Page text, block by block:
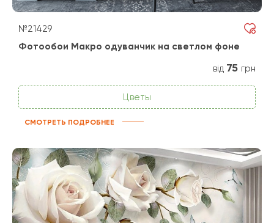
№21429
Фотообои Макро одуванчик на светлом фоне
від 75 грн
Цветы
СМОТРЕТЬ ПОДРОБНЕЕ